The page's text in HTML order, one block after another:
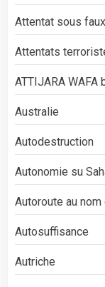
Attentat sous
Attentats
ATTIJARA WAFA
Australie
Autodestruction
Autonomie su
Autoroute au nom
Autosuffisance
Autriche